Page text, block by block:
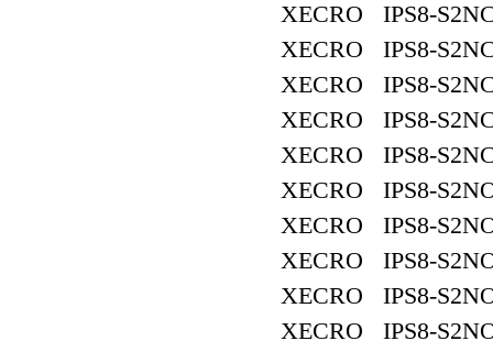
XECRO IPS8-
XECRO IPS8-
XECRO IPS8-
XECRO IPS8-
XECRO IPS8-
XECRO IPS8-
XECRO IPS8-
XECRO IPS8-
XECRO IPS8-
XECRO IPS8-